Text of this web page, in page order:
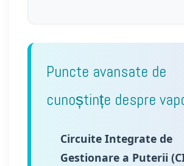
Puncte avansate de
cunoștințe despre
Circuite Integrate de
Gestionare a Puterii